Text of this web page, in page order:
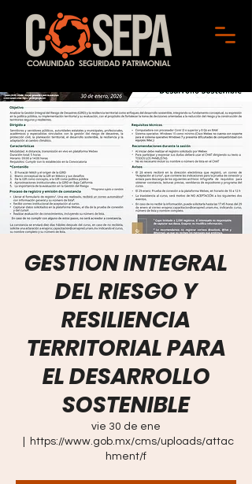
GESTION INTEGRAL
DEL RIESGO Y
RESILIENCIA
TERRITORIAL PARA
EL DESARROLLO
SOSTENIBLE
vie 30 de ene
https://www.gob.mx/cms/uploads/attac
hment/f